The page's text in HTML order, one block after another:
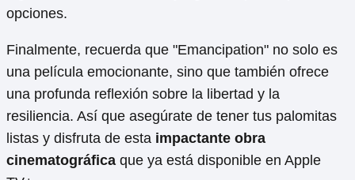
opciones.
Finalmente, recuerda que "Emancipation" no solo es
una película emocionante, sino que también ofrece
una profunda reflexión sobre la libertad y la
resiliencia. Así que asegúrate de tener tus palomitas
listas y disfruta de esta impactante obra
cinematográfica que ya está disponible en Apple